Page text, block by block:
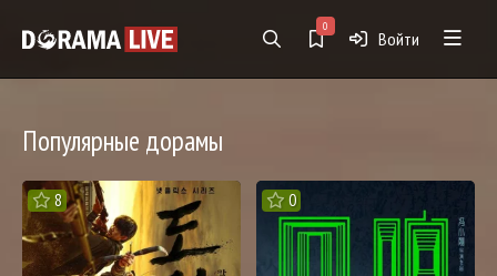
0
Войти
Популярные дорамы
8 0